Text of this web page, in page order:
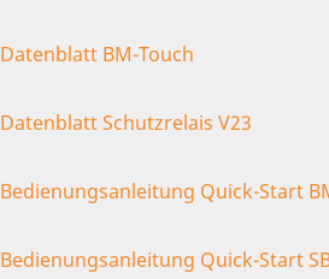
Datenblatt BM-Touch
Datenblatt Schutzrelais V23
Bedienungsanleitung Quick-Start
Bedienungsanleitung Quick-Start